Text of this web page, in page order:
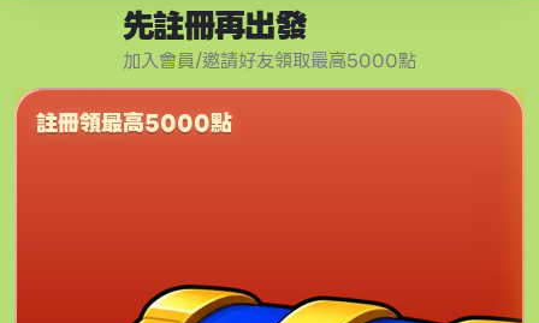
先註冊再出發
加入會員/邀請好友領取最高5000點
註冊領最高5000點